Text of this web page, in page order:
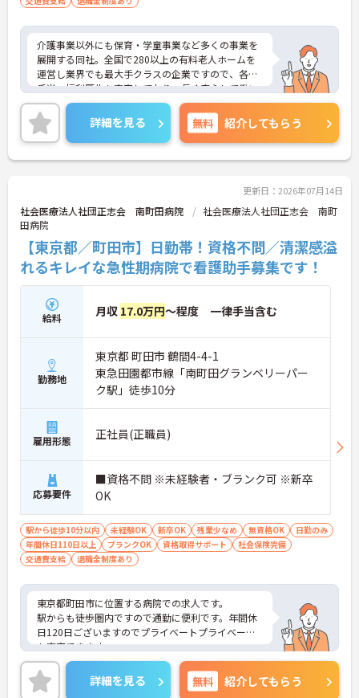
介護事業以外にも保育・学童事業など多くの事業を
展開する同社。全国で280以上の有料老人ホームを
運営し業界でも最大手クラスの企業ですので、各種
手当、福利厚生も充実しており、長く安心して働い
ていただける環境です。ご興味ある方には、面接対
策ポイントなど、さらに詳細をお話しいたしますの
でお気軽にご相談ください。
詳細を見る 無料 紹介してもらう
更新日：2026年07月14日
社会医療法人社団正志会 南町田病院
社会医療法人社団正志会 南町
田病院
【東京都／町田市】日勤帯！資格不問／清潔感溢
れるキレイな急性期病院で看護助手募集です！
給料 月収 17.0万円～程度 一律手当含む
勤務地
東京都 町田市 鶴間4-4-1
東急田園都市線「南町田グランベリーパー
ク駅」徒歩10分
雇用形態 正社員(正職員)
応募要件
■資格不問 ※未経験者・ブランク可 ※新卒
OK
駅から徒歩10分以内 未経験OK 新卒OK 残業少なめ 無資格OK
日勤のみ
年間休日110日以上
ブランクOK 資格取得サポート
社会保険完備
交通費支給
退職金制度あり
東京都町田市に位置する病院での求人です。
駅からも徒歩圏内ですので通勤に便利です。年間休
日120日ございますのでプライベートプライベート
も充実できます。
ご興味を持たれた方は面接対策ポイントや求人の詳
細などお話しいたしますのでお気軽にお問い合わせ
下さい。
詳細を見る 無料 紹介してもらう